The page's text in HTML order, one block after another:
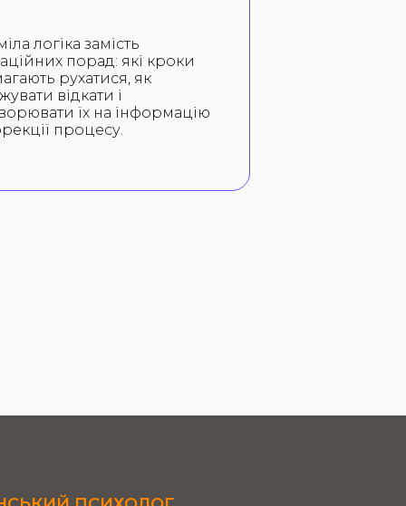
логіка замість
порад: які кроки
рухатися, як
відкати і
їх на інформацію
процесу.